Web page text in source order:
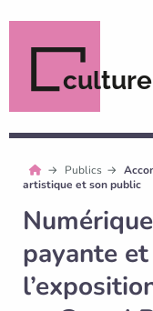
culture
Publics
artistique et son public
payante